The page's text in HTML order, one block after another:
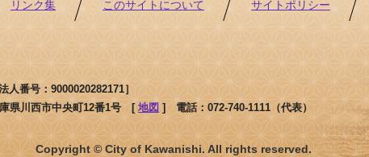
リンク集 このサイトについて サイトポリシー
番号：9000020282171］
県川西市中央町12番1号 [地図 ]電話：072-740-1111（代表）
Copyright © City of Kawanishi. All rights reserved.